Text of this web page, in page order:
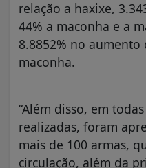
relação a haxixe,
44% a maconha e a
8.8852% no aumento
maconha.
“Além disso, em
realizadas, foram
mais de 100 armas,
circulação, além da